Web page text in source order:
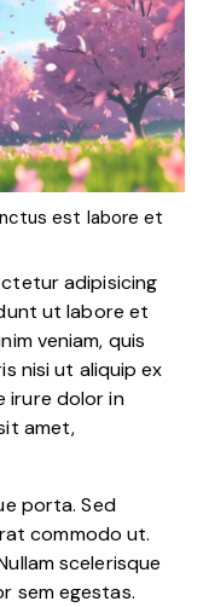
est labore et
adipisicing
ut labore et
veniam, quis
nisi ut aliquip ex
irure dolor in
amet,
porta. Sed
commodo ut.
scelerisque
sem egestas.